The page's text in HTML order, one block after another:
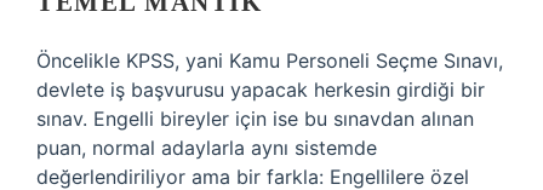
Öncelikle KPSS, yani Kamu Personeli Seçme Sınavı,
devlete iş başvurusu yapacak herkesin girdiği bir
sınav. Engelli bireyler için ise bu sınavdan alınan
puan, normal adaylarla aynı sistemde
değerlendiriliyor ama bir farkla: Engellilere özel